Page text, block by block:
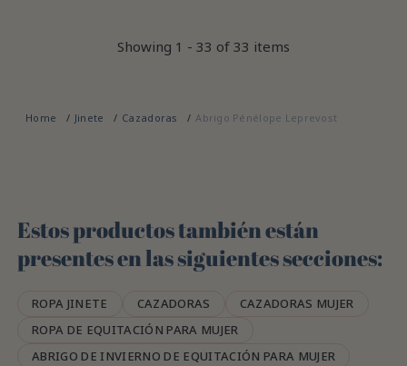
Showing 1 - 33 of 33 items
Home Jinete Cazadoras Abrigo Pénélope Leprevost
Estos productos también están
presentes en las siguientes secciones:
ROPA JINETE CAZADORAS
CAZADORAS MUJER
ROPA DE EQUITACIÓN PARA MUJER
ABRIGO DE INVIERNO DE EQUITACIÓN PARA MUJER